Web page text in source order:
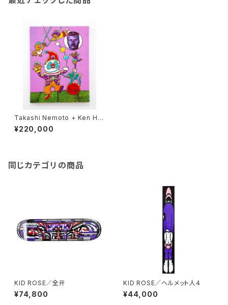
Takashi Nemoto + Ken Ha
maguchi／Cirkus
¥220,000
同じカテゴリの商品
KID ROSE／全开
¥74,800
KID ROSE／ヘルメット人4
¥44,000